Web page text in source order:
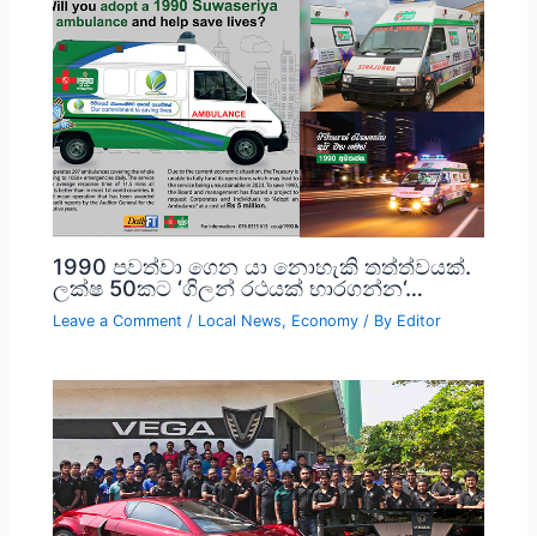
1990 පවත්වා ගෙන යා නොහැකි තත්ත්වයක්.
ලක්ෂ 50කට ‘ගිලන් රථයක් භාරගන්න‘…
Leave a Comment / Local News, Economy / By Editor